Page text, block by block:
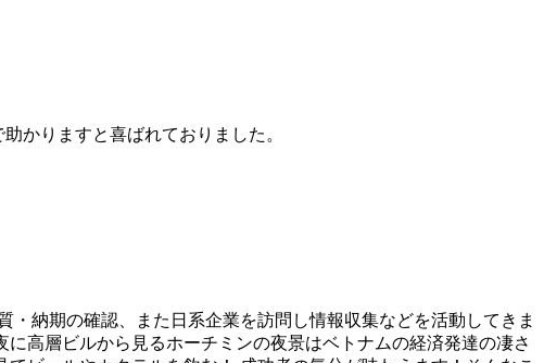
かりますと喜ばれておりました。
納期の確認、また日系企業を訪問し情報収集などを活動してきま
高層ビルから見るホーチミンの夜景はベトナムの経済発達の凄さ